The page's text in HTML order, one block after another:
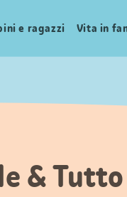
e ragazzi Vita in
&